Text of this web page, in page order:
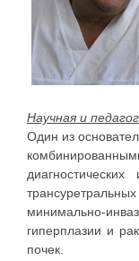
Научная и
Один из
минимально-
гиперплазии и
почек.